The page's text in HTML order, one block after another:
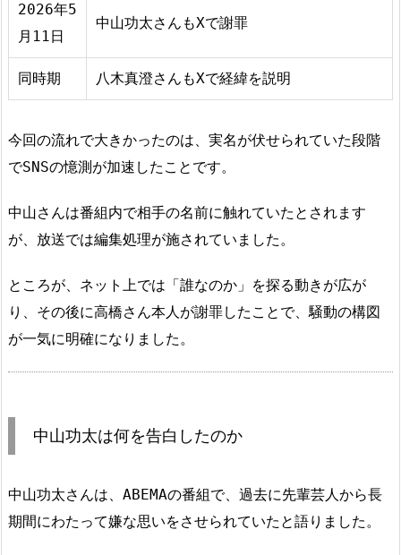
2026年5
月11日
中山功太さんもXで謝罪
同時期 八木真澄さんもXで経緯を説明
今回の流れで大きかったのは、実名が伏せられていた段階
でSNSの憶測が加速したことです。
中山さんは番組内で相手の名前に触れていたとされます
が、放送では編集処理が施されていました。
ところが、ネット上では「誰なのか」を探る動きが広が
り、その後に高橋さん本人が謝罪したことで、騒動の構図
が一気に明確になりました。
中山功太は何を告白したのか
中山功太さんは、ABEMAの番組で、過去に先輩芸人から長
期間にわたって嫌な思いをさせられていたと語りました。